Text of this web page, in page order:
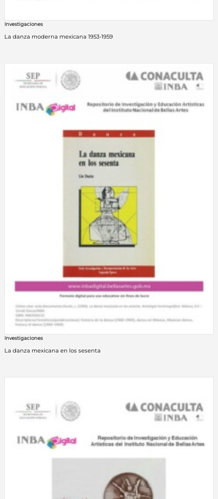
Investigaciones
La danza moderna mexicana 1953-1959
Investigaciones
La danza mexicana en los sesenta